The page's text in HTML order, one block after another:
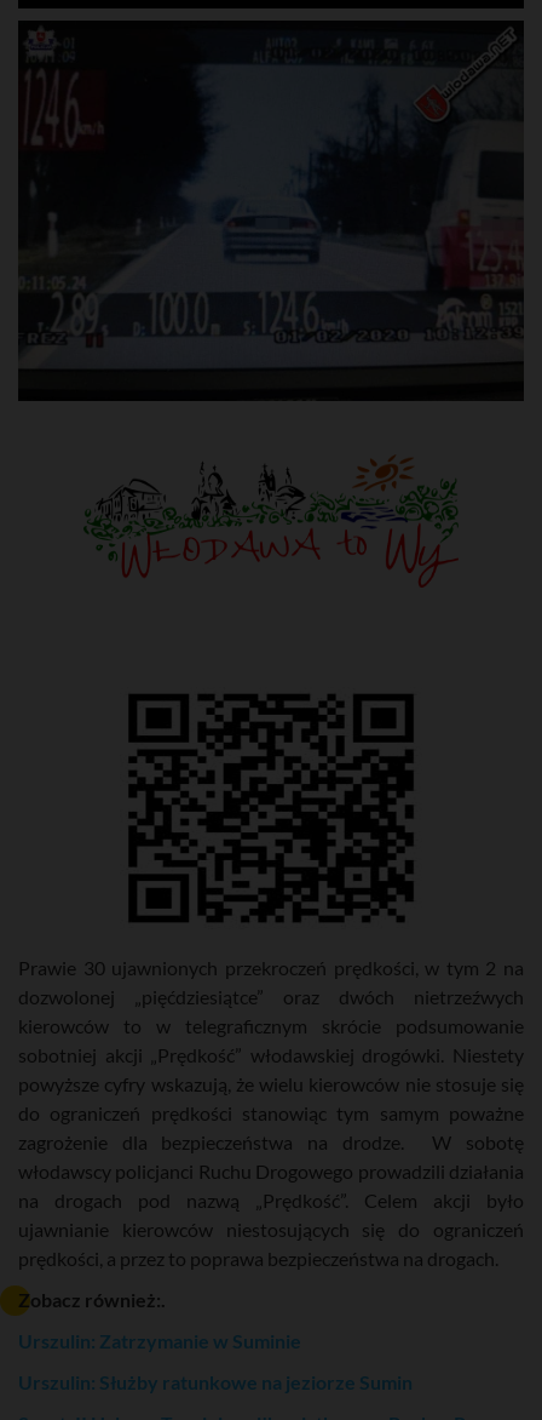
Prawie 30 ujawnionych przekroczeń prędkości, w tym 2 na
dozwolonej „pięćdziesiątce” oraz dwóch nietrzeźwych
kierowców to w telegraficznym skrócie podsumowanie
sobotniej akcji „Prędkość” włodawskiej drogówki. Niestety
powyższe cyfry wskazują, że wielu kierowców nie stosuje się
do ograniczeń prędkości stanowiąc tym samym poważne
zagrożenie dla bezpieczeństwa na drodze. W sobotę
włodawscy policjanci Ruchu Drogowego prowadzili działania
na drogach pod nazwą „Prędkość”. Celem akcji było
ujawnianie kierowców niestosujących się do ograniczeń
prędkości, a przez to poprawa bezpieczeństwa na drogach.
Zobacz również:.
Urszulin: Zatrzymanie w Suminie
Urszulin: Służby ratunkowe na jeziorze Sumin